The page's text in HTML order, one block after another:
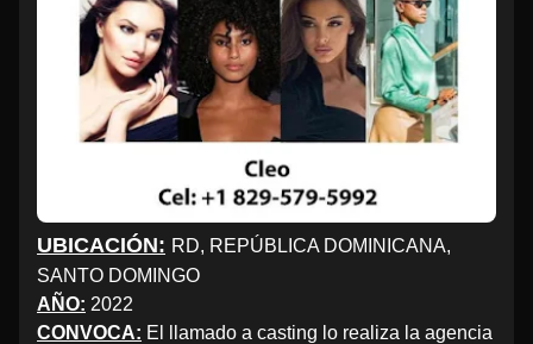
UBICACIÓN: RD, REPÚBLICA DOMINICANA,
SANTO DOMINGO
AÑO: 2022
CONVOCA: El llamado a casting lo realiza la agencia